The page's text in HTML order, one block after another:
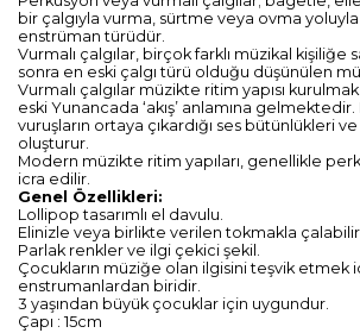
bir çalgıyla vurma, sürtme veya ovma yoluyla
enstrüman türüdür.
Vurmalı çalgılar, birçok farklı müzikal kişiliğe
sonra en eski çalgı türü olduğu düşünülen
Vurmalı çalgılar müzikte ritim yapısı kurulmak
eski Yunancada ‘akış’ anlamına
vuruşların ortaya çıkardığı ses bütünlükleri
oluşturur.
Modern müzikte ritim yapıları, genellikle
icra edilir.
Genel Özellikleri:
Lollipop tasarımlı el davulu.
Elinizle veya birlikte verilen tokmakla
Parlak renkler ve ilgi çekici şekil.
Çocukların müziğe olan ilgisini teşvik etmek
enstrumanlardan biridir.
3 yaşından büyük çocuklar için uygundur.
Çapı : 15cm